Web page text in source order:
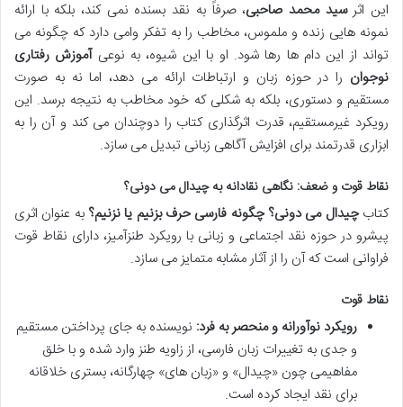
این اثرسید محمد صاحبی، صرفاً به نقد بسنده نمی کند، بلکه با ارائه
نمونه هایی زنده و ملموس، مخاطب را به تفکر وامی دارد که چگونه می
تواند از این دام ها رها شود. او با این شیوه، به نوعیآموزش رفتاری
نوجوان را در حوزه زبان و ارتباطات ارائه می دهد، اما نه به صورت
مستقیم و دستوری، بلکه به شکلی که خود مخاطب به نتیجه برسد. این
رویکرد غیرمستقیم، قدرت اثرگذاری کتاب را دوچندان می کند و آن را به
ابزاری قدرتمند برای افزایش آگاهی زبانی تبدیل می سازد.
نقاط قوت و ضعف: نگاهی نقادانه به چیدال می دونی؟
کتابچیدال می دونی؟ چگونه فارسی حرف بزنیم یا نزنیم؟ به عنوان اثری
پیشرو در حوزه نقد اجتماعی و زبانی با رویکرد طنزآمیز، دارای نقاط قوت
فراوانی است که آن را از آثار مشابه متمایز می سازد.
نقاط قوت
رویکرد نوآورانه و منحصر به فرد: نویسنده به جای پرداختن مستقیم
و جدی به تغییرات زبان فارسی، از زاویه طنز وارد شده و با خلق
مفاهیمی چون «چیدال» و «زبان های» چهارگانه، بستری خلاقانه
برای نقد ایجاد کرده است.